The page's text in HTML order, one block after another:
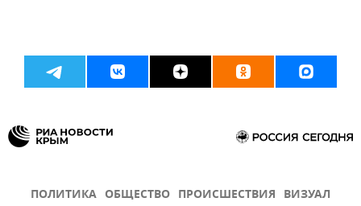
ПОЛИТИКА ОБЩЕСТВО ПРОИСШЕСТВИЯ ВИЗУАЛ